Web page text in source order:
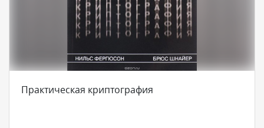
Практическая криптография